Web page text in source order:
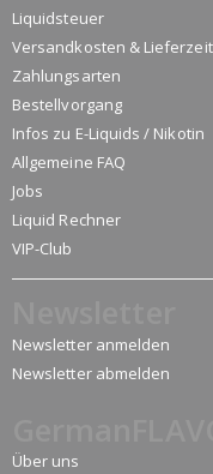
Liquidsteuer
Versandkosten & Lieferzeit
Zahlungsarten
Bestellvorgang
Infos zu E-Liquids / Nikotin
Allgemeine FAQ
Jobs
Liquid Rechner
VIP-Club
Newsletter anmelden
Newsletter abmelden
Über uns